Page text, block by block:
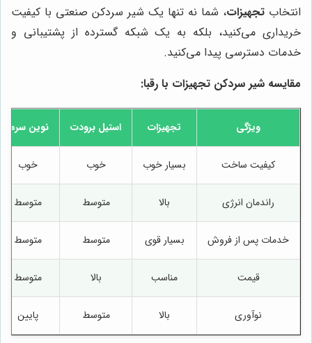
انتخاب تجهیزات، شما نه تنها یک شیر سردکن صنعتی با کیفیت
خریداری می‌کنید، بلکه به یک شبکه گسترده از پشتیبانی و
خدمات دسترسی پیدا می‌کنید.
مقایسه شیر سردکن تجهیزات با رقبا:
ویژگی تجهیزات استیل برودت نوین سرما
کیفیت ساخت بسیار خوب خوب خوب
راندمان انرژی بالا متوسط متوسط
خدمات پس از فروش بسیار قوی متوسط متوسط
قیمت مناسب بالا متوسط
نوآوری بالا متوسط پایین